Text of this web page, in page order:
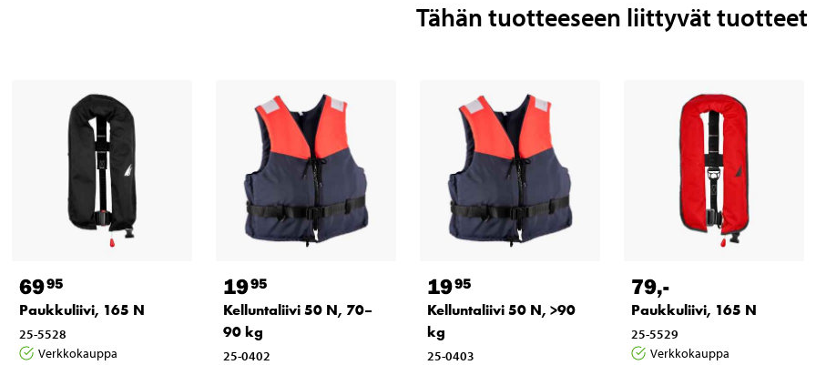
Tähän tuotteeseen liittyvät tuotteet
6995
Paukkuliivi, 165 N
25-5528
Verkkokauppa
1995
Kelluntaliivi 50 N, 70–
90 kg
25-0402
1995
Kelluntaliivi 50 N, >90
kg
25-0403
79,-
Paukkuliivi, 165 N
25-5529
Verkkokauppa